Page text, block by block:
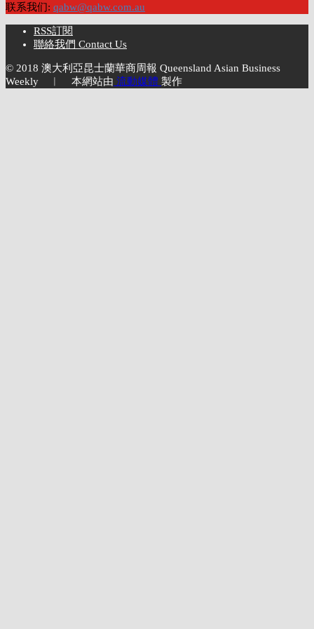
联系我们: qabw@qabw.com.au
RSS訂閱
聯絡我們 Contact Us
© 2018 澳大利亞昆士蘭華商周報 Queensland Asian Business
Weekly ︱ 本網站由 流動媒體 製作